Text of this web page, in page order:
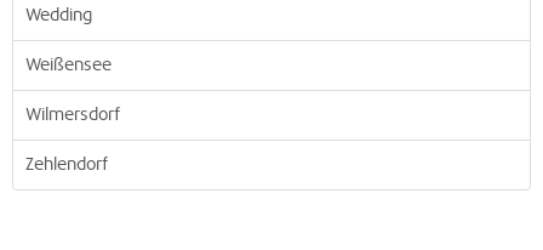
Wedding
Weißensee
Wilmersdorf
Zehlendorf